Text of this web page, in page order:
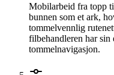
Mobilarbeid fra topp
bunnen som et ark,
tommelvennlig
filbehandleren har
tommelnavigasjon.